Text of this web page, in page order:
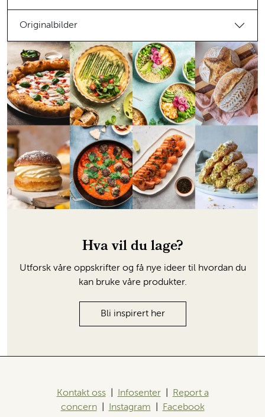
Originalbilder
Hva vil du lage?
Utforsk våre oppskrifter og få nye ideer til hvordan du
kan bruke våre produkter.
Bli inspirert her
Kontakt oss| Infosenter|
Report a
concern| Instagram Facebook